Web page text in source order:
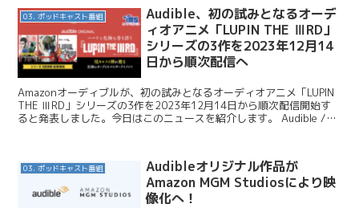
03. ポッドキャスト番組
Audible、初の試みとなるオーデ
ィオアニメ「LUPIN THE ⅢRD」
シリーズの3作を2023年12月14
日から順次配信へ
Amazonオーディブルが、初の試みとなるオーディオアニメ「LUPIN
THE ⅢRD」シリーズの3作を2023年12月14日から順次配信開始す
ると発表しました。今日はこのニュースを紹介します。 Audible /
03. ポッドキャスト番組
Audibleオリジナル作品が
Amazon MGM Studiosにより映
像化へ！